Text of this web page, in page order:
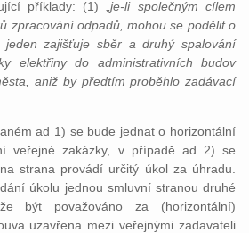
příklady: (1) „je-li společným cílem
zpracování odpadů, mohou se podělit o
zajišťuje sběr a druhý spalování
elektřiny do administrativních budov
aniž by předtím proběhlo zadávací
ad 1) se bude jednat o horizontální
veřejné zakázky, v případě ad 2) se
strana provádí určitý úkol za úhradu.
úkolu jednou smluvní stranou druhé
být považováno za (horizontální)
uzavřena mezi veřejnými zadavateli